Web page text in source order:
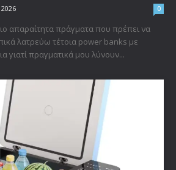
0
απαραίτητα πράγματα που πρέπει να
λατρεύω τέτοια power banks με
γιατί πραγματικά μου λύνουν...